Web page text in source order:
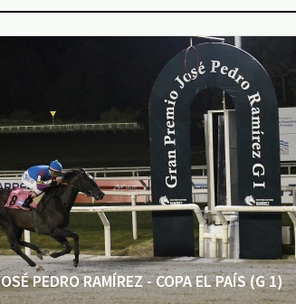
PEDRO RAMÍREZ - COPA EL PAÍS (G 1)